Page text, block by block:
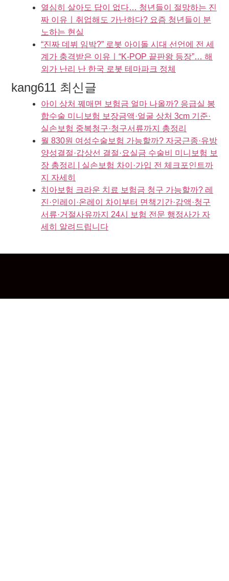
열심히 살아도 답이 없다… 청년들이 절망하는 진
짜 이유ㅣ취업해도 가난하다? 요즘 청년들이 분
노하는 현실
“진짜 데뷔 임박?” 로봇 아이돌 시대 선언에 전 세
계가 충격받은 이유ㅣ“K-POP 끝판왕 등장”… 해
외가 난리 난 한국 로봇 테마파크 정체
kang611 최신글
아이 상처 꿰매면 보험금 얼마 나올까? 응급실 봉
합수술 미니보험 보장금액·얼굴 상처 3cm 기준·
실손보험 중복청구·청구서류까지 총정리
월 830원 여성수술보험 가능할까? 자궁근종·유방
양성결절·갑상선 결절·요실금 수술비 미니보험 보
장 총정리 | 실손보험 차이·가입 전 체크포인트까
지 자세히
치아보험 크라운 치료 보험금 청구 가능할까? 레
진·인레이·온레이 차이부터 면책기간·감액·청구
서류·거절사유까지 24시 보험 전문 행정사가 자
세히 알려드립니다